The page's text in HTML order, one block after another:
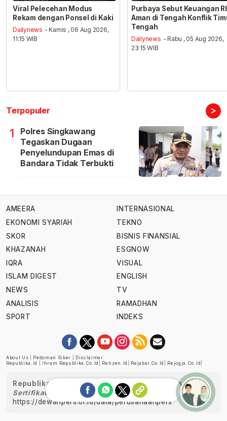
Viral Pelecehan Modus
Rekam dengan Ponsel di Kaki
Dailynews - Kamis , 06 Aug 2026,
11:15 WIB
Purbaya Sebut Keuangan RI
Aman di Tengah Konflik
Tengah
Dailynews - Rabu , 05 Aug 2026,
23:15 WIB
Terpopuler >
1
Polres Singkawang
Tegaskan Dugaan
Penyelundupan Emas di
Bandara Tidak Terbukti
AMEERA
EKONOMI SYARIAH
SKOR
KHAZANAH
IQRA
ISLAM DIGEST
NEWS
ANALISIS
SPORT
INTERNASIONAL
TEKNO
BISNIS FINANSIAL
ESGNOW
VISUAL
ENGLISH
TV
RAMADHAN
INDEKS
About Us Pedoman Siber
Disclaimer
Republika.id
Ihram.republika.co.id Retizen.id Rejabar.co.id Rejogja.co.id
Republika telah diverifikasi oleh Dewan Pers
Sertifikat Nomor 1058/DP-Verifikasi/K/XII/2022
https://dewanpers.or.id/data/perusahaanpers
Ask me!